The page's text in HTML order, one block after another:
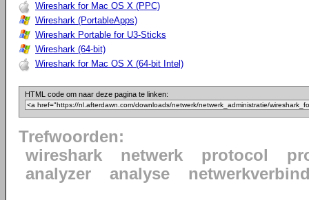
Wireshark for Mac OS X (PPC)
Wireshark (PortableApps)
Wireshark Portable for U3-Sticks
Wireshark (64-bit)
Wireshark for Mac OS X (64-bit Intel)
HTML code om naar deze pagina te linken:
Trefwoorden:
wireshark
netwerk protocol
analyzer
analyse